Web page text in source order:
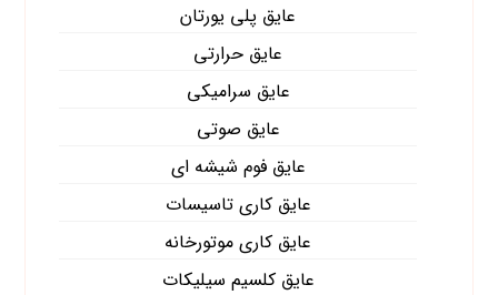
عایق پلی یورتان
عایق حرارتی
عایق سرامیکی
عایق صوتی
عایق فوم شیشه ای
عایق کاری تاسیسات
عایق کاری موتورخانه
عایق کلسیم سیلیکات